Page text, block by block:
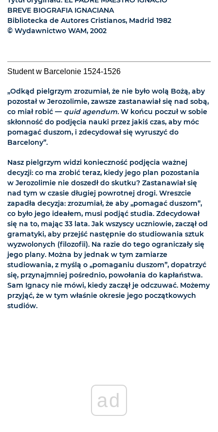
BREVE BIOGRAFIA IGNACIANA
Bibliotecka de Autores Cristianos, Madrid 1982
© Wydawnictwo WAM, 2002
Student w Barcelonie 1524-1526
„Odkąd pielgrzym zrozumiał, że nie było wolą Bożą, aby
pozostał w Jerozolimie, zawsze zastanawiał się nad sobą,
co miał robić — quid agendum.W końcu poczuł w sobie
skłonność do podjęcia nauki przez jakiś czas, aby móc
pomagać duszom, i zdecydował się wyruszyć do
Barcelony”.
Nasz pielgrzym widzi konieczność podjęcia ważnej
decyzji: co ma zrobić teraz, kiedy jego plan pozostania
w Jerozolimie nie doszedł do skutku? Zastanawiał się
nad tym w czasie długiej powrotnej drogi. Wreszcie
zapadła decyzja: zrozumiał, że aby „pomagać duszom”,
co było jego ideałem, musi podjąć studia. Zdecydował
się na to, mając 33 lata. Jak wszyscy uczniowie, zaczął od
gramatyki, aby przejść następnie do studiowania sztuk
wyzwolonych (filozofii). Na razie do tego ograniczały się
jego plany. Można by jednak w tym zamiarze
studiowania, z myślą o „pomaganiu duszom”, dopatrzyć
się, przynajmniej pośrednio, powołania do kapłaństwa.
Sam Ignacy nie mówi, kiedy zaczął je odczuwać. Możemy
przyjąć, że w tym właśnie okresie jego początkowych
studiów.
ad